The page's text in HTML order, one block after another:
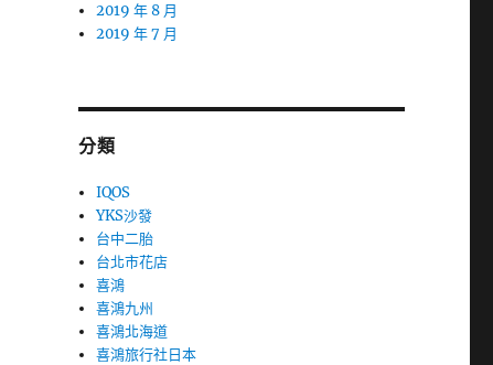
2019 年 8 月
2019 年 7 月
分類
IQOS
YKS沙發
台中二胎
台北市花店
喜鴻
喜鴻九州
喜鴻北海道
喜鴻旅行社日本